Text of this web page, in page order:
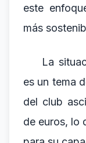
este
más
La
es un tema
del club
de euros, lo